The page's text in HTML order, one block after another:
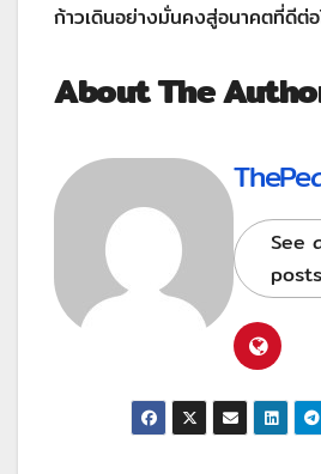
ก้าวเดินอย่างมั่นคงสู่อนาคตที่ดีต่อ
About The
See
posts